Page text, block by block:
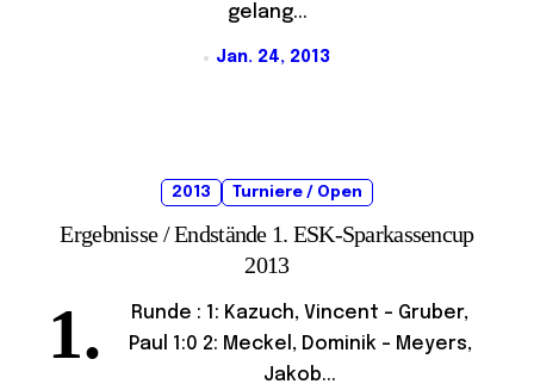
gelang...
Jan. 24, 2013
2013 Turniere / Open
Ergebnisse / Endstände 1. ESK-Sparkassencup
2013
1.
Runde : 1: Kazuch, Vincent - Gruber,
Paul 1:0 2: Meckel, Dominik - Meyers,
Jakob...